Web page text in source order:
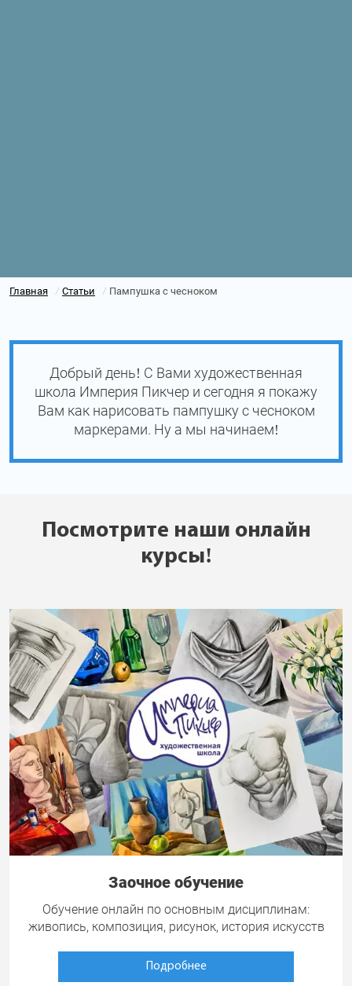
Главная / Статьи / Пампушка с чесноком
Добрый день! С Вами художественная
школа Империя Пикчер и сегодня я покажу
Вам как нарисовать пампушку с чесноком
маркерами. Ну а мы начинаем!
Посмотрите наши онлайн
курсы!
Заочное обучение
Обучение онлайн по основным дисциплинам:
живопись, композиция, рисунок, история искусств
Подробнее